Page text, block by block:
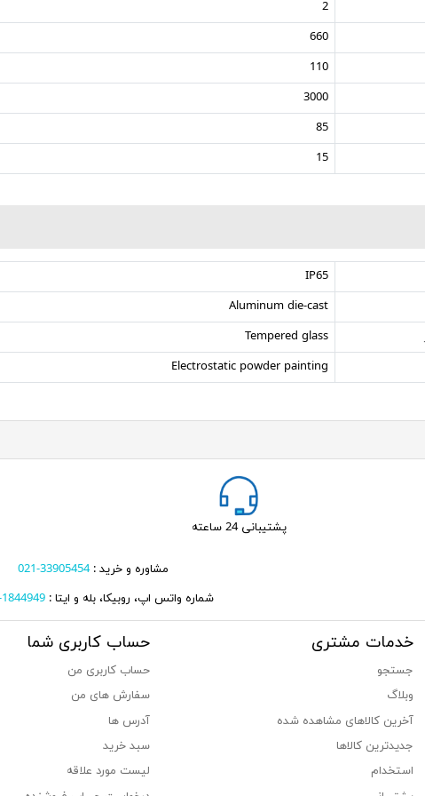
2
660
110
3000
85
15
IP65
Aluminum die-cast
Tempered glass
Electrostatic powder painting
پشتیبانی 24 ساعته
مشاوره و خرید :33905454-021
شماره واتس اپ، روبیکا، بله و ایتا : 1844949-0902
خدمات مشتری
جستجو
وبلاگ
آخرین کالاهای مشاهده شده
جدیدترین کالاها
استخدام
حساب کاربری شما
حساب کاربری من
سفارش های من‎
آدرس ها
سبد خرید
لیست مورد علاقه